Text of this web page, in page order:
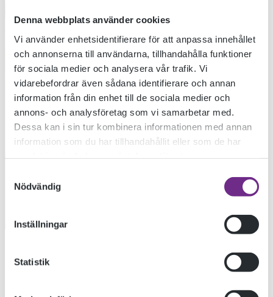
Denna webbplats använder cookies
Vi använder enhetsidentifierare för att anpassa innehållet
och annonserna till användarna, tillhandahålla funktioner
för sociala medier och analysera vår trafik. Vi
vidarebefordrar även sådana identifierare och annan
information från din enhet till de sociala medier och
annons- och analysföretag som vi samarbetar med.
Dessa kan i sin tur kombinera informationen med annan
information som du har tillhandahållit eller som de har
Nödvändig
Inställningar
Statistik
LÄRARE
LÄS MER